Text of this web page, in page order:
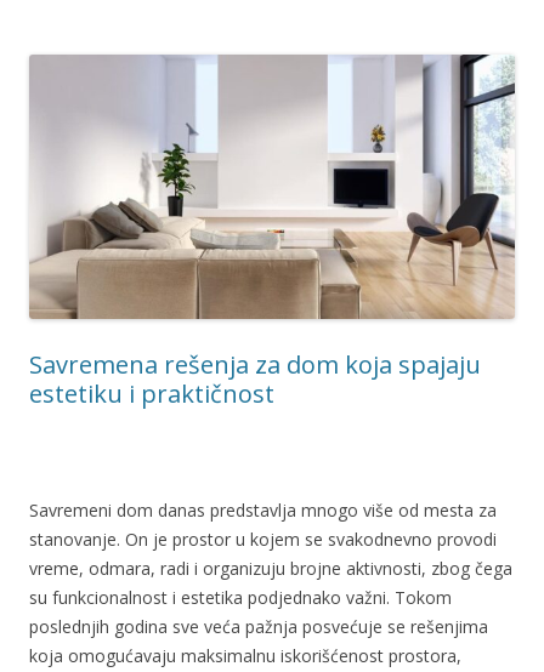
Savremena rešenja za dom koja spajaju
estetiku i praktičnost
Savremeni dom danas predstavlja mnogo više od mesta za
stanovanje. On je prostor u kojem se svakodnevno provodi
vreme, odmara, radi i organizuju brojne aktivnosti, zbog čega
su funkcionalnost i estetika podjednako važni. Tokom
poslednjih godina sve veća pažnja posvećuje se rešenjima
koja omogućavaju maksimalnu iskorišćenost prostora,